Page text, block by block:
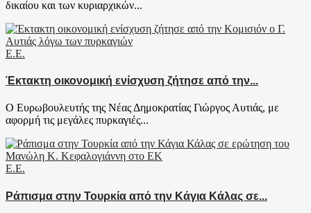
δικαίου και των κυριαρχικών...
Ε.Ε.
Έκτακτη οικονομική ενίσχυση ζήτησε από την...
Ο Ευρωβουλευτής της Νέας Δημοκρατίας Γιώργος Αυτιάς, με
αφορμή τις μεγάλες πυρκαγιές...
Ε.Ε.
Ράπισμα στην Τουρκία από την Κάγια Κάλας σε...